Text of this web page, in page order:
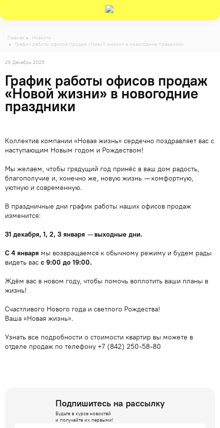
Главная
Новости
График работы офисов продаж «Новой жизни» в новогодние праздники
29 Декабрь 2025
График работы офисов продаж
«Новой жизни» в новогодние
праздники
Коллектив компании «Новая жизнь» сердечно поздравляет вас с
наступающим Новым годом и Рождеством!
Мы желаем, чтобы грядущий год принёс в ваш дом радость,
благополучие и, конечно же, новую жизнь — комфортную,
уютную и современную.
В праздничные дни график работы наших офисов продаж
изменится:
31 декабря, 1, 2, 3 января —выходные дни.
С 4 января мы возвращаемся к обычному режиму и будем рады
видеть вас с 9:00 до 19:00.
Ждём вас в новом году, чтобы помочь воплотить ваши планы в
жизнь!
Счастливого Нового года и светлого Рождества!
Ваша «Новая жизнь».
Узнать все подробности о стоимости квартир вы можете в
отделе продаж по телефону +7 (842) 250-58-80
Подпишитесь на рассылку
Будьте в курсе новостей
и получайте их первыми!